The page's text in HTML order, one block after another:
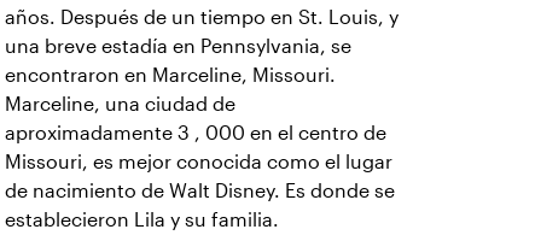
años. Después de un tiempo en St. Louis, y
una breve estadía en Pennsylvania, se
encontraron en Marceline, Missouri.
Marceline, una ciudad de
aproximadamente 3 , 000 en el centro de
Missouri, es mejor conocida como el lugar
de nacimiento de Walt Disney. Es donde se
establecieron Lila y su familia.